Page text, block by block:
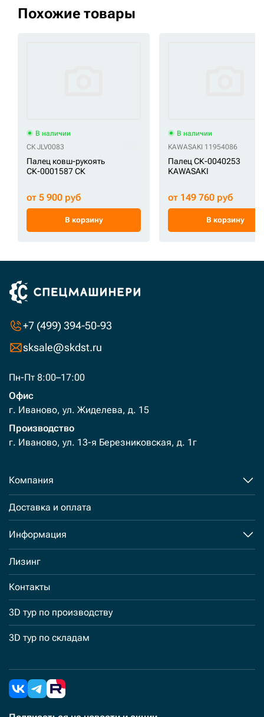
Похожие товары
В наличии
СК JLV0083
Палец ковш-рукоять
СК-0001587 СК
от 5 900 руб
В корзину
В наличии
KAWASAKI 11954086
Палец СК-0040253
KAWASAKI
от 149 760 руб
В корзину
+7 (499) 394-50-93
sksale@skdst.ru
Пн-Пт 8:00–17:00
Офис
г. Иваново, ул. Жиделева, д. 15
Производство
г. Иваново, ул. 13-я Березниковская, д. 1г
Компания
Доставка и оплата
Информация
Лизинг
Контакты
3D тур по производству
3D тур по складам